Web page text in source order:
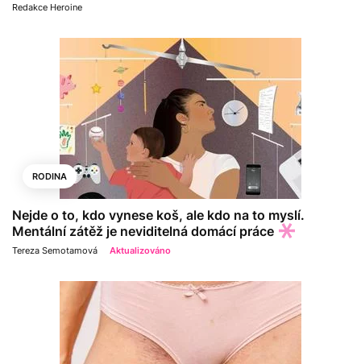
Redakce Heroine
RODINA
Nejde o to, kdo vynese koš, ale kdo na to myslí.
Mentální zátěž je neviditelná domácí práce
Tereza Semotamová Aktualizováno